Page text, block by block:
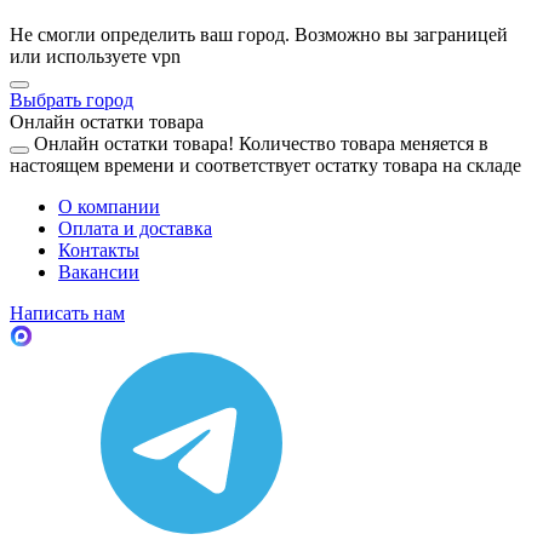
Не смогли определить ваш город. Возможно вы заграницей
или используете vpn
Выбрать город
Онлайн остатки товара
Онлайн остатки товара! Количество товара меняется в
настоящем времени и соответствует остатку товара на складе
О компании
Оплата и доставка
Контакты
Вакансии
Написать нам